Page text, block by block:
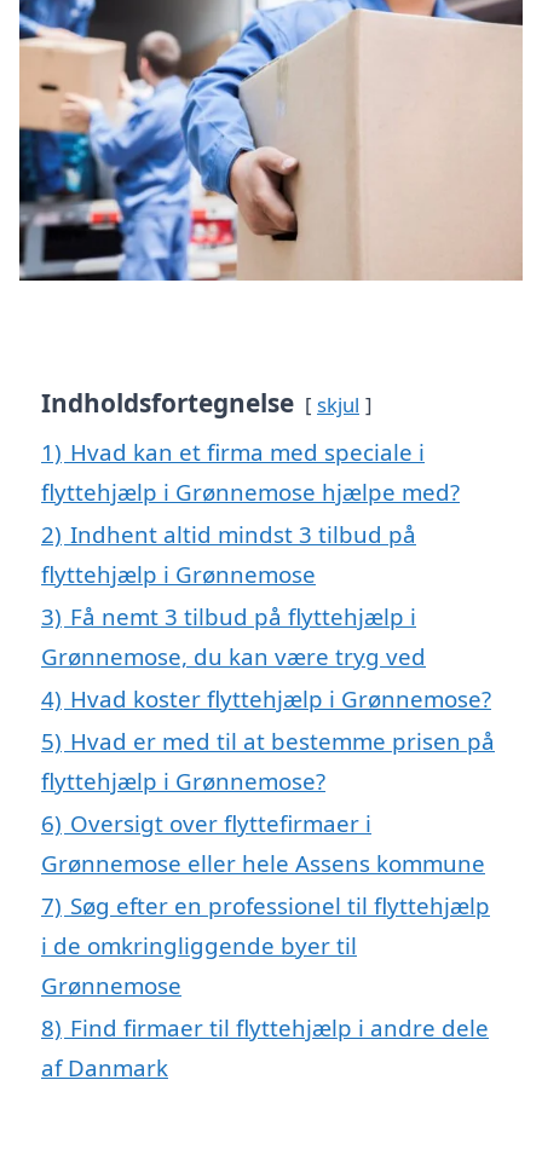
Indholdsfortegnelse skjul
1) Hvad kan et firma med speciale i
flyttehjælp i Grønnemose hjælpe med?
2) Indhent altid mindst 3 tilbud på
flyttehjælp i Grønnemose
3) Få nemt 3 tilbud på flyttehjælp i
Grønnemose, du kan være tryg ved
4) Hvad koster flyttehjælp i Grønnemose?
5) Hvad er med til at bestemme prisen på
flyttehjælp i Grønnemose?
6) Oversigt over flyttefirmaer i
Grønnemose eller hele Assens kommune
7) Søg efter en professionel til flyttehjælp
i de omkringliggende byer til
Grønnemose
8) Find firmaer til flyttehjælp i andre dele
af Danmark